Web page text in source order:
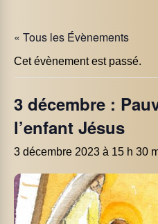
« Tous les Évènements
Cet évènement est passé.
3 décembre :
l’enfant Jésus
3 décembre 2023 à 15 h 30